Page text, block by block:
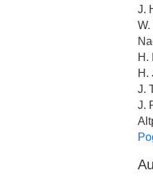
J.
H.
H.
J.
J.